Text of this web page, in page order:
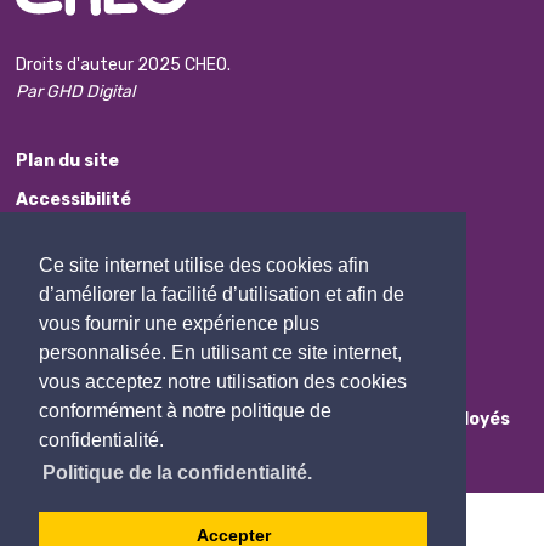
Ce site internet utilise des cookies afin
d’améliorer la facilité d’utilisation et afin de
vous fournir une expérience plus
personnalisée. En utilisant ce site internet,
vous acceptez notre utilisation des cookies
conformément à notre politique de
confidentialité.
Politique de la confidentialité.
Accepter
Droits d'auteur 2025 CHEO.
Par GHD Digital
Plan du site
Accessibilité
Protection des renseignements personnels
Commentaires
Contactez Nous
Employés